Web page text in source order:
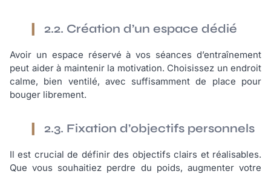
2.2. Création d’un espace dédié
Avoir un espace réservé à vos séances d’entraînement
peut aider à maintenir la motivation. Choisissez un endroit
calme, bien ventilé, avec suffisamment de place pour
bouger librement.
2.3. Fixation d’objectifs personnels
Il est crucial de définir des objectifs clairs et réalisables.
Que vous souhaitiez perdre du poids, augmenter votre